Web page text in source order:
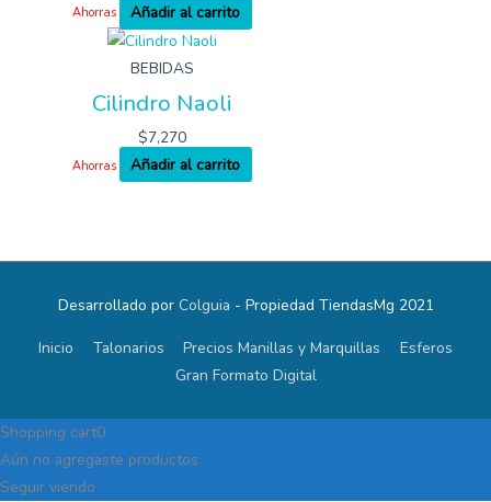
Ahorras Añadir al carrito
BEBIDAS
Cilindro Naoli
$7,270
Ahorras Añadir al carrito
Desarrollado por Colguia - Propiedad TiendasMg 2021
Inicio Talonarios Precios Manillas y Marquillas
Esferos
Gran Formato Digital
Shopping cart0
Aún no agregaste productos.
Seguir viendo